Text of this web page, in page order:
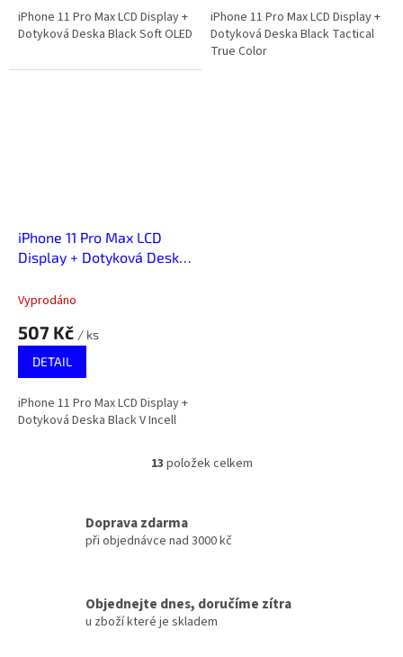
iPhone 11 Pro Max LCD Display +
Dotyková Deska Black Soft OLED
iPhone 11 Pro Max LCD Display +
Dotyková Deska Black Tactical
True Color
iPhone 11 Pro Max LCD
Display + Dotyková Deska
Vyprodáno
507 Kč / ks
DETAIL
iPhone 11 Pro Max LCD Display +
Dotyková Deska Black V Incell
O
d
p
r
13 položek celkem
Doprava zdarma
při objednávce nad 3000 kč
Objednejte dnes, doručíme zítra
u zboží které je skladem